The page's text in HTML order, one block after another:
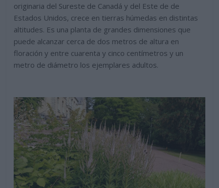
originaria del Sureste de Canadá y del Este de de
Estados Unidos, crece en tierras húmedas en distintas
altitudes. Es una planta de grandes dimensiones que
puede alcanzar cerca de dos metros de altura en
floración y entre cuarenta y cinco centímetros y un
metro de diámetro los ejemplares adultos.